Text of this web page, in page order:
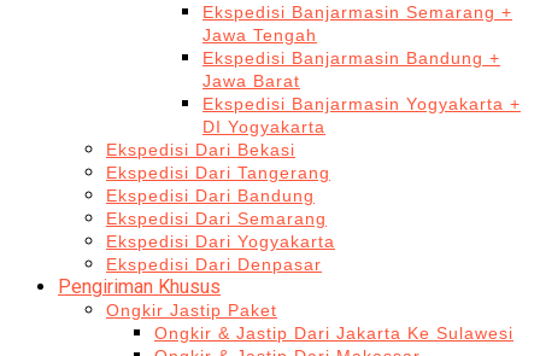
Ekspedisi Banjarmasin Semarang +
Jawa Tengah
Ekspedisi Banjarmasin Bandung +
Jawa Barat
Ekspedisi Banjarmasin Yogyakarta +
DI Yogyakarta
Ekspedisi Dari Bekasi
Ekspedisi Dari Tangerang
Ekspedisi Dari Bandung
Ekspedisi Dari Semarang
Ekspedisi Dari Yogyakarta
Ekspedisi Dari Denpasar
Pengiriman Khusus
Ongkir Jastip Paket
Ongkir & Jastip Dari Jakarta Ke Sulawesi